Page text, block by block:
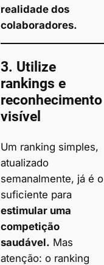
realidade dos
colaboradores.
3. Utilize
rankings e
reconhecimento
visível
Um ranking simples,
atualizado
semanalmente, já é o
suficiente para
estimular uma
competição
saudável. Mas
atenção: o ranking